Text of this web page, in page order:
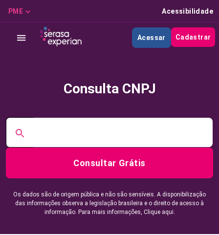
PME Acessibilidade
Acessar Cadastrar
Consulta CNPJ
Consultar Grátis
Os dados são de origem pública e não são sensíveis. A disponibilização
das informações observa a legislação brasileira e o direito de acesso à
informação. Para mais informações, Clique aqui.